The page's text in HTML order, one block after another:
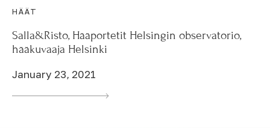
HÄÄT
Salla&Risto, Hääportetit Helsingin observatorio,
hääkuvaaja Helsinki
January 23, 2021